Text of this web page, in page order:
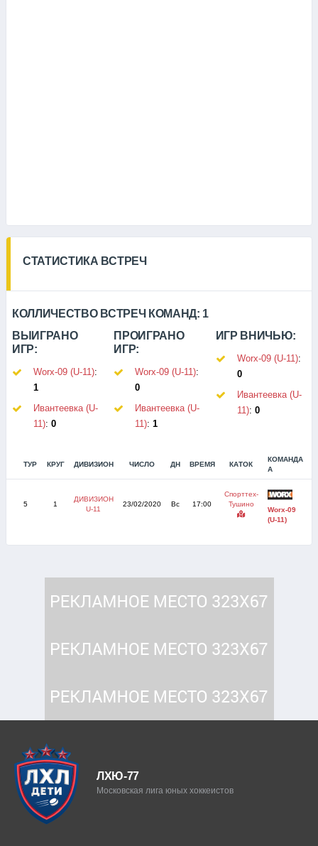
СТАТИСТИКА ВСТРЕЧ
КОЛЛИЧЕСТВО ВСТРЕЧ КОМАНД: 1
ВЫИГРАНО
ИГР:
Worx-09 (U-11):
1
Ивантеевка (U-
11): 0
ПРОИГРАНО
ИГР:
Worx-09 (U-11):
0
Ивантеевка (U-
11):1
ИГР ВНИЧЬЮ:
Worx-09 (U-11):
0
Ивантеевка (U-
11): 0
ТУР КРУГ ДИВИЗИОН ЧИСЛО ДН ВРЕМЯ КАТОК
КОМАНДА
А
5 1
ДИВИЗИОН
U-11
23/02/2020 Вс 17:00
Спорттех-
Тушино
Worx-09
(U-11)
ЛХЮ-77
Московская лига юных хоккеистов